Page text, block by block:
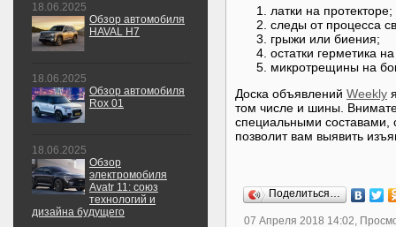
латки на протекторе;
следы от процесса
грыжи или биения;
остатки герметика
микротрещины на
Доска объявлений Weekly
том числе и шины.
специальными
позволит вам выявить
Поделиться…
07 Апреля 2018 14:02,
18.06.2025
Обзор автомобиля
HAVAL H7
18.06.2025
Обзор автомобиля
Rox 01
18.06.2025
Обзор
электромобиля
Avatr 11: союз
технологий и
дизайна будущего